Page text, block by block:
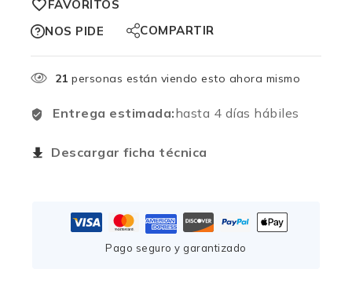
FAVORITOS
NOS PIDE
COMPARTIR
21 personas están viendo esto ahora mismo
Entrega estimada:hasta 4 días hábiles
Descargar ficha técnica
Pago seguro y garantizado